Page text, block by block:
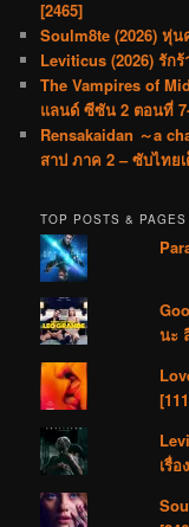
[2465]
Soulm8te (2026) หุ่น
Leviticus (2026) รักร้
The Vampires of
แลนด์ ซีซัน 2 ตอนที่ 7-
Rensakaidan ～a
สาป ภาค 2 – ซับไทยเ
TOP POSTS & PAGES
นะ
เรื่อ